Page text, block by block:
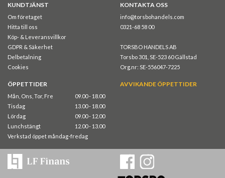
KUNDTJÄNST
Om företaget
Hitta till oss
Köp- & Leveransvillkor
GDPR & Säkerhet
Delbetalning
Cookies
KONTAKTA OSS
info@torsbohandels.com
0321-68 58 00
TORSBO HANDELS AB
Torsbo 301, SE-523 60 Gällstad
Org.nr: SE-556047-7225
ÖPPETTIDER
Mån, Ons, Tor, Fre
09.00 - 18.00
Tisdag
13.00 - 18.00
Lördag
09.00 - 12.00
Lunchstängt
12.00 - 13.00
Verkstad öppet måndag-fredag
AVVIKANDE ÖPPETTIDER